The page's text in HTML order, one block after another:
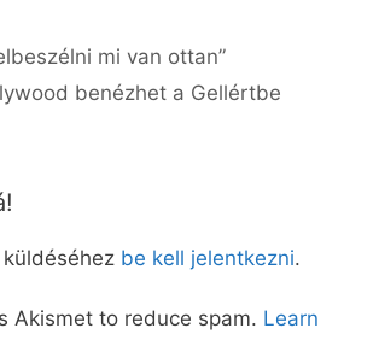
mi van ottan”
benézhet a Gellértbe
be kell jelentkezni.
Akismet to reduce spam. Learn